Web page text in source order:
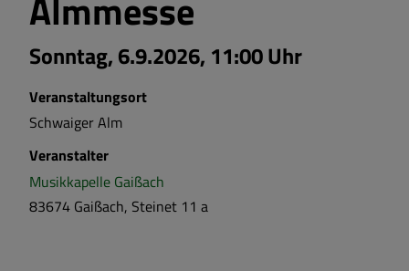
Almmesse
Sonntag, 6.9.2026, 11:00 Uhr
Veranstaltungsort
Schwaiger Alm
Veranstalter
Musikkapelle Gaißach
83674 Gaißach, Steinet 11 a